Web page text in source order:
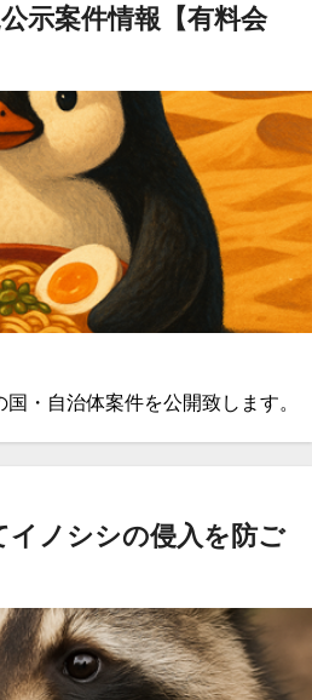
示案件情報【有料会
・自治体案件を公開致します。
イノシシの侵入を防ご